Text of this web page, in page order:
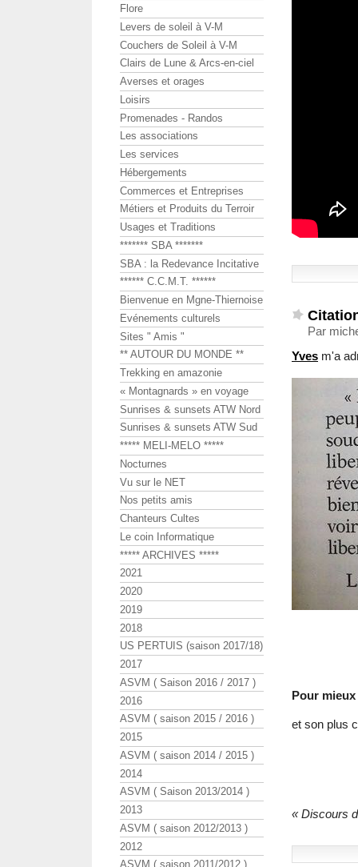
Par
Yves m'a
Pour
et son plus
« Discours
Flore
Levers de soleil à V-M
Couchers de Soleil à V-M
Clairs de Lune & Arcs-en-ciel
Averses et orages
Loisirs
Promenades - Randos
Les associations
Les services
Hébergements
Commerces et Entreprises
Métiers et Produits du Terroir
Usages et Traditions
******* SBA *******
SBA : la Redevance Incitative
****** C.C.M.T. ******
Bienvenue en Mgne-Thiernoise
Evénements culturels
Sites " Amis "
** AUTOUR DU MONDE **
Trekking en amazonie
« Montagnards » en voyage
Sunrises & sunsets ATW Nord
Sunrises & sunsets ATW Sud
***** MELI-MELO *****
Nocturnes
Vu sur le NET
Nos petits amis
Chanteurs Cultes
Le coin Informatique
***** ARCHIVES *****
2021
2020
2019
2018
US PERTUIS (saison 2017/18)
2017
ASVM ( Saison 2016 / 2017 )
2016
ASVM ( saison 2015 / 2016 )
2015
ASVM ( saison 2014 / 2015 )
2014
ASVM ( Saison 2013/2014 )
2013
ASVM ( saison 2012/2013 )
2012
ASVM ( saison 2011/2012 )